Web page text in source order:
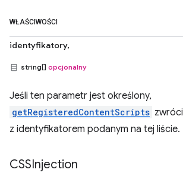
WŁAŚCIWOŚCI
identyfikatory,
string[] opcjonalny
Jeśli ten parametr jest określony,
getRegisteredContentScripts
z identyfikatorem podanym na tej liście.
CSSInjection